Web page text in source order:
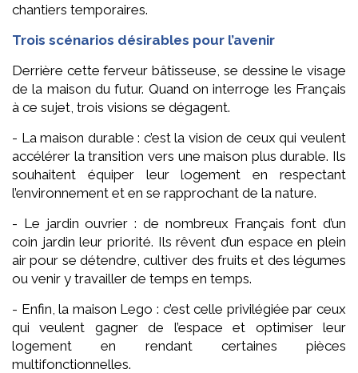
chantiers temporaires.
Trois scénarios désirables pour l’avenir
Derrière cette ferveur bâtisseuse, se dessine le visage
de la maison du futur. Quand on interroge les Français
à ce sujet, trois visions se dégagent.
- La maison durable : c’est la vision de ceux qui veulent
accélérer la transition vers une maison plus durable. Ils
souhaitent équiper leur logement en respectant
l’environnement et en se rapprochant de la nature.
- Le jardin ouvrier : de nombreux Français font d’un
coin jardin leur priorité. Ils rêvent d’un espace en plein
air pour se détendre, cultiver des fruits et des légumes
ou venir y travailler de temps en temps.
- Enfin, la maison Lego : c’est celle privilégiée par ceux
qui veulent gagner de l’espace et optimiser leur
logement en rendant certaines pièces
multifonctionnelles.